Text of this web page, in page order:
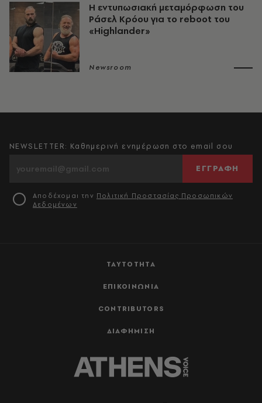
Η εντυπωσιακή μεταμόρφωση του
Ράσελ Κρόου για το reboot του
«Highlander»
Newsroom
ΤΑΥΤΟΤΗΤΑ
ΕΠΙΚΟΙΝΩΝΙΑ
CONTRIBUTORS
ΔΙΑΦΗΜΙΣΗ
NEWSLETTER: Καθημερινή ενημέρωση στο email σου
ΕΓΓΡΑΦΗ
Αποδέχομαι την Πολιτική Προστασίας Προσωπικών
Δεδομένων